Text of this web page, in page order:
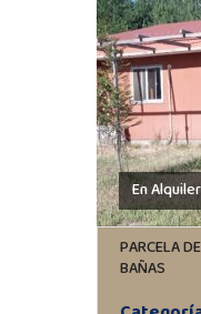
En Alquiler
PARCELA
BAÑAS